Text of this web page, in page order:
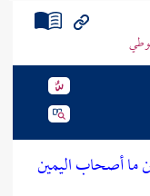
ما أصحاب اليمين